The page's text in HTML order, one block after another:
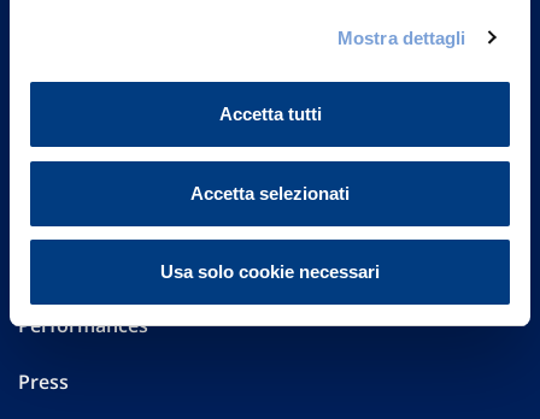
Mostra dettagli
Accetta tutti
Accetta selezionati
Usa solo cookie necessari
Governance
Investor Relations
Performances
Press